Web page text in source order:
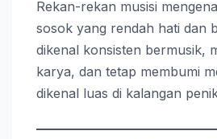
Rekan-rekan musisi
sosok yang rendah hati dan
dikenal konsisten bermusik,
karya, dan tetap membumi
dikenal luas di kalangan